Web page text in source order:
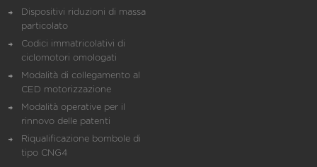
Dispositivi riduzioni di massa
particolato
Codici immatricolativi di
ciclomotori omologati
Modalità di collegamento al
CED motorizzazione
Modalità operative per il
rinnovo delle patenti
Riqualificazione bombole di
tipo CNG4